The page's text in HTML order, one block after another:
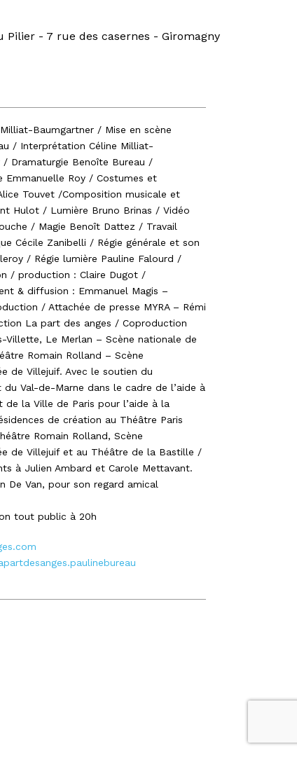
Pilier - 7 rue des casernes - Giromagny
Baumgartner / Mise en scène
/ Interprétation Céline Milliat-
/ Dramaturgie Benoîte Bureau /
Emmanuelle Roy / Costumes et
Touvet /Composition musicale et
Hulot / Lumière Bruno Brinas / Vidéo
/ Magie Benoît Dattez / Travail
Cécile Zanibelli / Régie générale et son
/ Régie lumière Pauline Falourd /
/ production : Claire Dugot /
& diffusion : Emmanuel Magis –
/ Attachée de presse MYRA – Rémi
La part des anges / Coproduction
Villette, Le Merlan – Scène nationale de
Romain Rolland – Scène
de Villejuif. Avec le soutien du
du Val-de-Marne dans le cadre de l’aide à
de la Ville de Paris pour l’aide à la
de création au Théâtre Paris
Romain Rolland, Scène
de Villejuif et au Théâtre de la Bastille /
à Julien Ambard et Carole Mettavant.
De Van, pour son regard amical
tout public à 20h